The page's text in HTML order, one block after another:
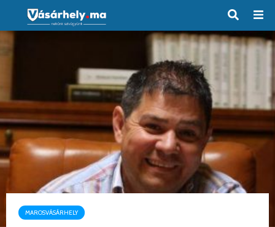
MAROSVÁSÁRHELY